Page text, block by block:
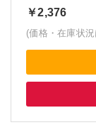
￥2,376
(価格・在庫状